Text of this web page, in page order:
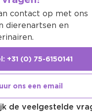
contact op met ons
dierenartsen en
+31 (0) 75-6150141
ons een email
de veelgestelde